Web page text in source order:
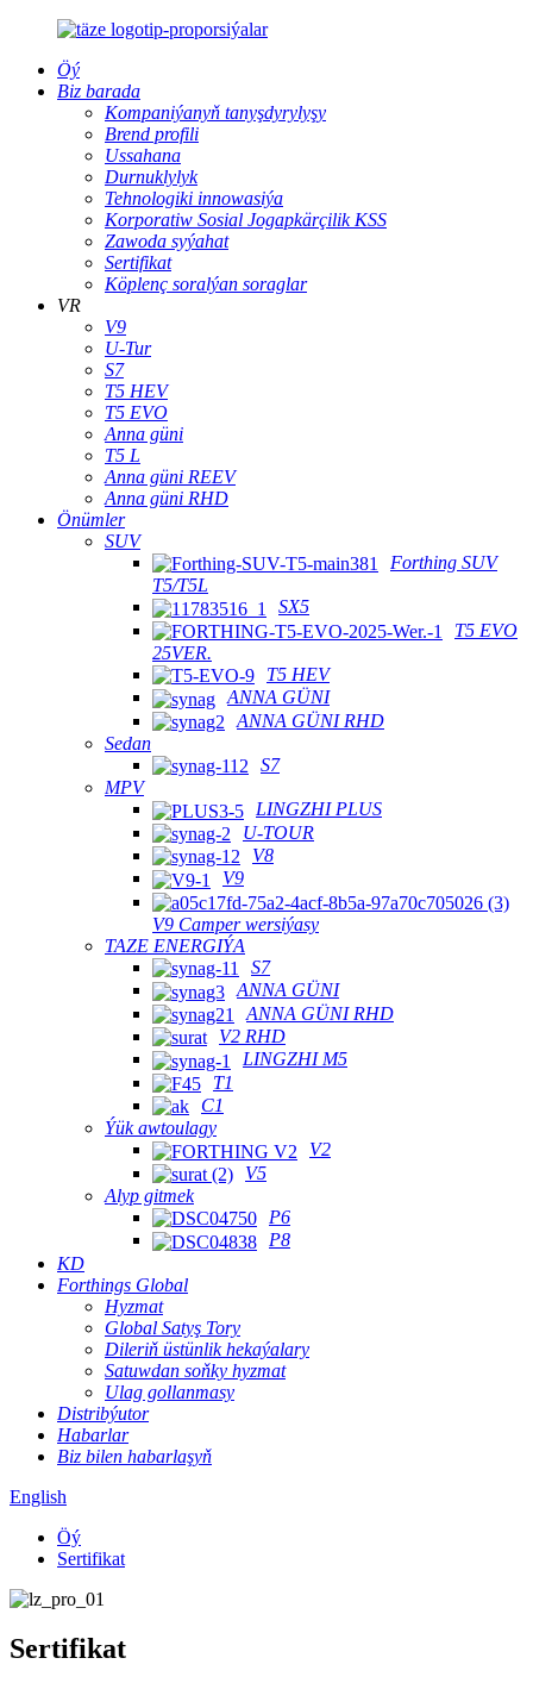
Öý
Biz barada
Kompaniýanyň tanyşdyrylyşy
Brend profili
Ussahana
Durnuklylyk
Tehnologiki innowasiýa
Korporatiw Sosial Jogapkärçilik KSS
Zawoda syýahat
Sertifikat
Köplenç soralýan soraglar
VR
V9
U-Tur
S7
T5 HEV
T5 EVO
Anna güni
T5 L
Anna güni REEV
Anna güni RHD
Önümler
SUV
Forthing SUV
T5/T5L
SX5
T5 EVO
25VER.
T5 HEV
ANNA GÜNI
ANNA GÜNI RHD
Sedan
S7
MPV
LINGZHI PLUS
U-TOUR
V8
V9
V9 Camper wersiýasy
TAZE ENERGIÝA
S7
ANNA GÜNI
ANNA GÜNI RHD
V2 RHD
LINGZHI M5
T1
C1
Ýük awtoulagy
V2
V5
Alyp gitmek
P6
P8
KD
Forthings Global
Hyzmat
Global Satyş Tory
Dileriň üstünlik hekaýalary
Satuwdan soňky hyzmat
Ulag gollanmasy
Distribýutor
Habarlar
Biz bilen habarlaşyň
English
Öý
Sertifikat
Sertifikat